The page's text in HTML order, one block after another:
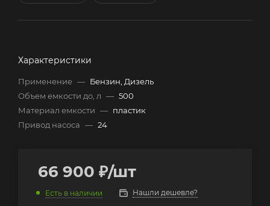
Характеристики
Применение — Бензин, Дизель
Объем емкости до, л — 500
Материал емкости — пластик
Привод насоса — 24
66 900 ₽/шт
Есть в наличии Нашли дешевле?